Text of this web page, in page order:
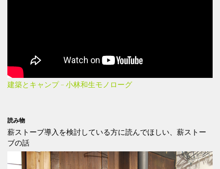
建築とキャンプ – 小林和生モノローグ
読み物
薪ストーブ導入を検討している方に読んでほしい、薪ストー
ブの話